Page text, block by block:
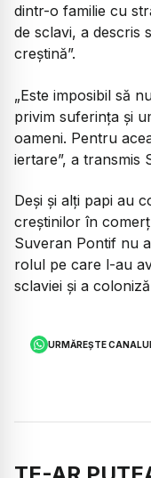
dintr-o familie cu
de sclavi, a descris
creștină”.
„Este imposibil să
privim suferința și
oameni. Pentru
iertare”, a transmis
Deși și alți papi au
creștinilor în
Suveran Pontif nu
rolul pe care l-au
sclaviei și a
URMĂREȘTE